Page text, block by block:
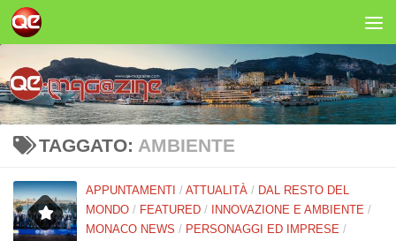
Salta al contenuto
TAGGATO: AMBIENTE
APPUNTAMENTI / ATTUALITÀ / DAL RESTO DEL
MONDO / FEATURED / INNOVAZIONE E AMBIENTE /
MONACO NEWS / PERSONAGGI ED IMPRESE /